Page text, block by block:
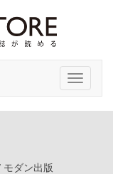
Toggle
モダン出版